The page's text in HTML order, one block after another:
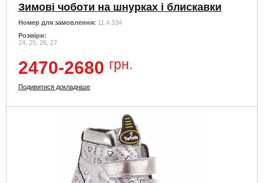
Зимові чоботи на шнурках і блискавки
Номер для замовлення: 11.4.334
Розміри:
24, 25, 26, 27
2470-2680 грн.
Подивитися докладніше